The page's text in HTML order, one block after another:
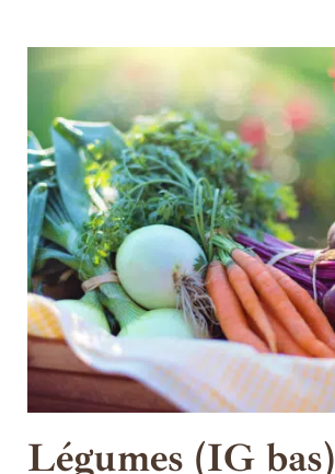
Légumes (IG bas)